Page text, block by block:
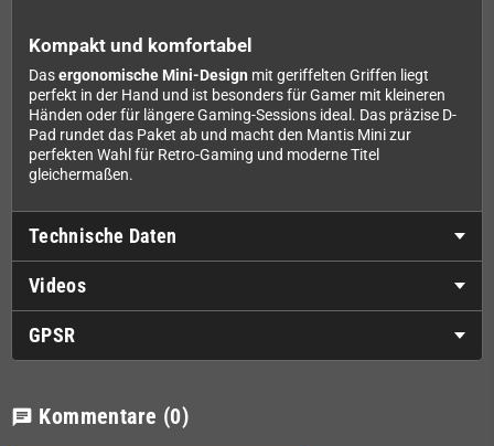
Kompakt und komfortabel
Dasergonomische Mini-Design mit geriffelten Griffen liegt
perfekt in der Hand und ist besonders für Gamer mit kleineren
Händen oder für längere Gaming-Sessions ideal. Das präzise D-
Pad rundet das Paket ab und macht den Mantis Mini zur
perfekten Wahl für Retro-Gaming und moderne Titel
gleichermaßen.
Technische Daten
Videos
GPSR
chat Kommentare (0)